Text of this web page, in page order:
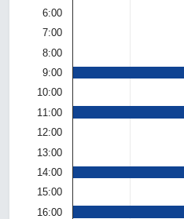
6:00
7:00
8:00
9:00
10:00
11:00
12:00
13:00
14:00
15:00
16:00